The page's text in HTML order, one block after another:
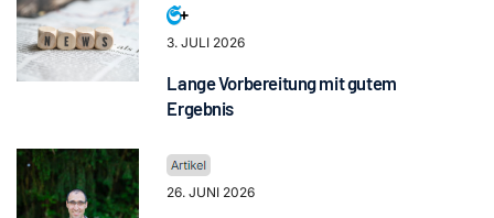
3. JULI 2026
Lange Vorbereitung mit gutem
Ergebnis
26. JUNI 2026